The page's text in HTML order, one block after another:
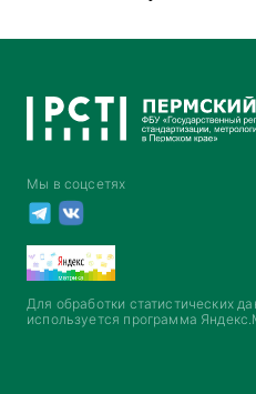
Мы в соцсетях
Для обработки статистических
используется программа